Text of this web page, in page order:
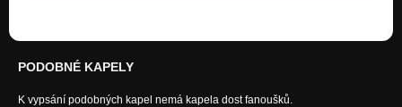
PODOBNÉ KAPELY
K vypsání podobných kapel nemá kapela dost fanoušků.